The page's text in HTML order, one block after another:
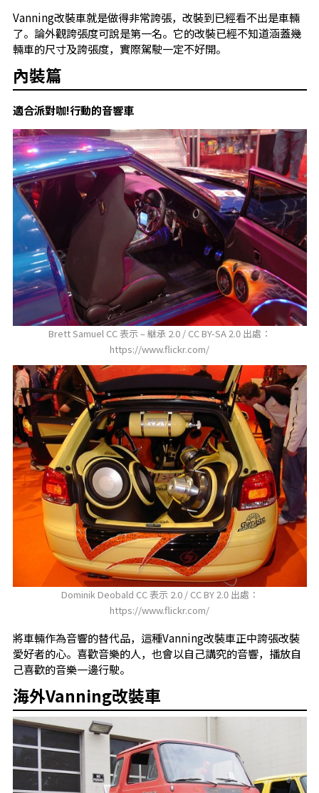
Vanning改裝車就是做得非常誇張，改裝到已經看不出是車輛
了。論外觀誇張度可說是第一名。它的改裝已經不知道涵蓋幾
輛車的尺寸及誇張度，實際駕駛一定不好開。
內裝篇
適合派對咖!行動的音響車
Brett Samuel CC 表示 – 継承 2.0 / CC BY-SA 2.0 出處：
https://www.flickr.com/
Dominik Deobald CC 表示 2.0 / CC BY 2.0 出處：
https://www.flickr.com/
將車輛作為音響的替代品，這種Vanning改裝車正中誇張改裝
愛好者的心。喜歡音樂的人，也會以自己講究的音響，播放自
己喜歡的音樂一邊行駛。
海外Vanning改裝車